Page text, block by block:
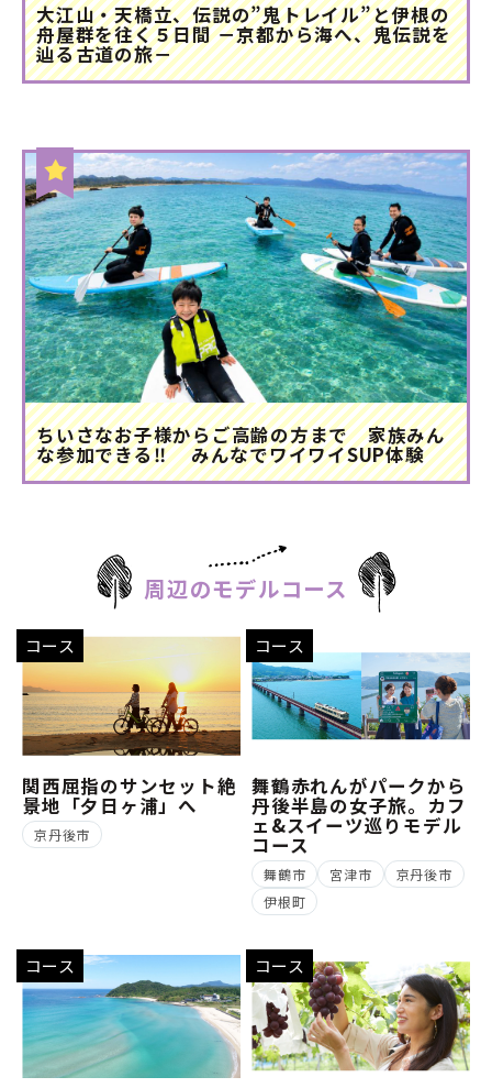
大江山・天橋立、伝説の”鬼トレイル”と伊根の
舟屋群を往く５日間 －京都から海へ、鬼伝説を
辿る古道の旅－
ちいさなお子様からご高齢の方まで 家族みん
な参加できる‼ みんなでワイワイSUP体験
周辺のモデルコース
コース
関西屈指のサンセット絶
景地「夕日ヶ浦」へ
京丹後市
コース
舞鶴赤れんがパークから
丹後半島の女子旅。カフ
ェ&スイーツ巡りモデル
コース
舞鶴市 宮津市
京丹後市
伊根町
コース コース